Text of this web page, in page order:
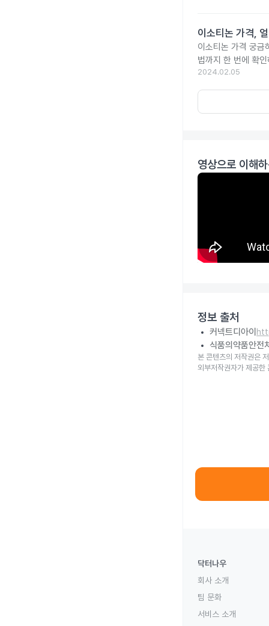
이소티논 가격,
이소티논 가격 궁금
법까지 한 번에 확
2024.02.05
영상으로 이해
정보 출처
커넥트디아이
식품의약품안전
본 콘텐츠의 저작권은
외부저작권자가 제공한
닥터나우
회사 소개
팀 문화
서비스 소개